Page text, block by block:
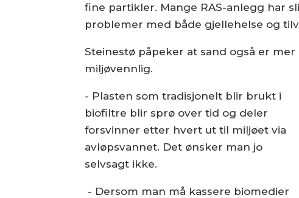
fine partikler. Mange RAS-anlegg har
problemer med både gjellehelse og
Steinestø påpeker at sand også er mer
miljøvennlig.
- Plasten som tradisjonelt blir brukt i
biofiltre blir sprø over tid og deler
forsvinner etter hvert ut til miljøet via
avløpsvannet. Det ønsker man jo
selvsagt ikke.
- Dersom man må kassere biomedier